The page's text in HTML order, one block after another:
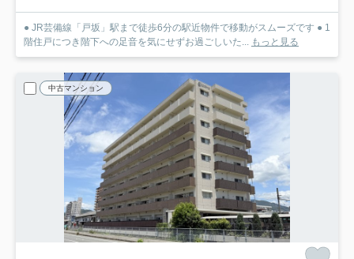
● JR芸備線「戸坂」駅まで徒歩6分の駅近物件で移動がスムーズです ● 1
階住戸につき階下への足音を気にせずお過ごしいた... もっと見る
中古マンション